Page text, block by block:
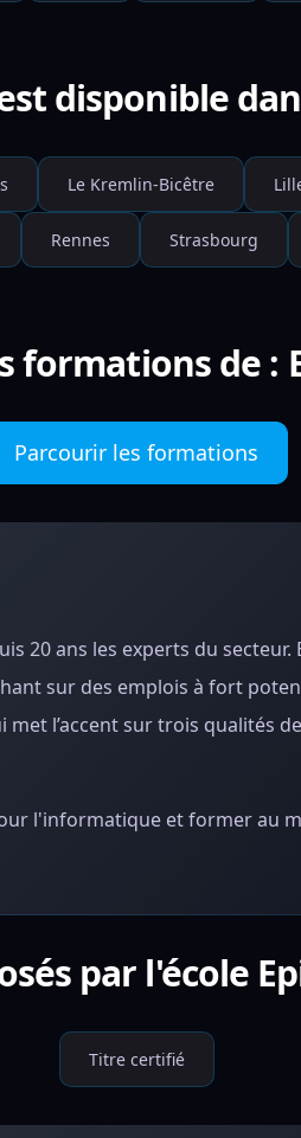
disponible
Le Kremlin-Bicêtre
Rennes Strasbourg
formations de :
Parcourir les formations
20 ans les experts du secteur.
sur des emplois à fort
l’accent sur trois qualités
l'informatique et former au
par l'école
Titre certifié